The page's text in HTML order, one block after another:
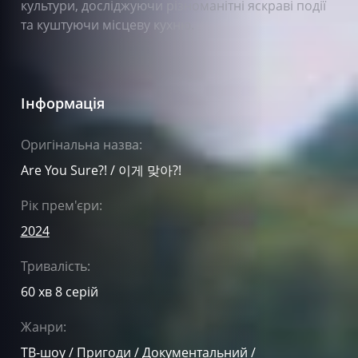
культури, досліджуючи різноманітні яскраві події
та куштуючи місцеву кухню.
Інформація
Оригінальна назва:
Are You Sure?! / 이게 맞아?!
Рік прем'єри:
2024
Тривалість:
60 хв 8 серій
Жанри:
ТВ-шоу/ Пригоди /Документальний /